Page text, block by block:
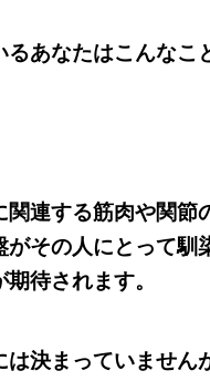
あなたはこんなこ
連する筋肉や関節
がその人にとって
待されます。
は決まっていませ